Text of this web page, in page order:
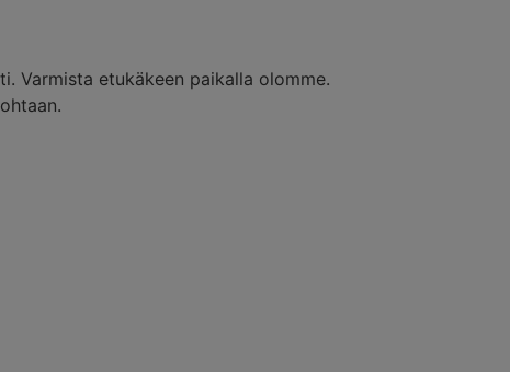
Varmista etukäkeen paikalla olomme.